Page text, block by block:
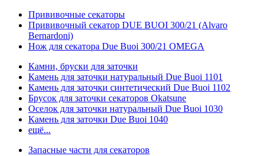
Прививочные секаторы
Прививочный секатор DUE BUOI 300/21 (Alvaro
Bernardoni)
Нож для секатора Due Buoi 300/21 OMEGA
Камни, бруски для заточки
Камень для заточки натуральный Due Buoi 1101
Камень для заточки синтетический Due Buoi 1102
Брусок для заточки секаторов Okatsune
Оселок для заточки натуральный Due Buoi 1030
Камень для заточки Due Buoi 1040
ещё...
Запасные части для секаторов